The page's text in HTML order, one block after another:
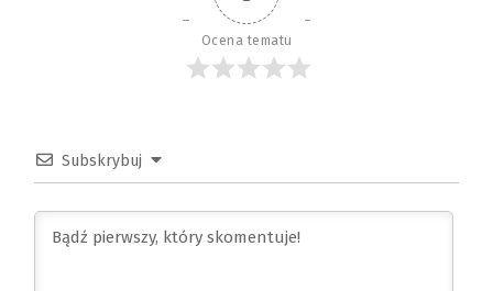
Ocena tematu
Subskrybuj